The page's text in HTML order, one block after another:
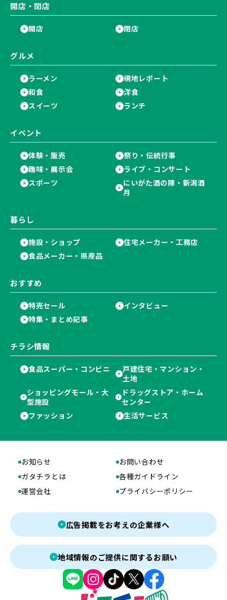
開店・閉店
開店 閉店
グルメ
ラーメン
現地レポート
和食
洋食
スイーツ
ランチ
イベント
体験・販売
祭り・伝統行事
趣味・展示会
ライブ・コンサート
スポーツ
にいがた酒の陣・新潟酒
月
暮らし
施設・ショップ
住宅メーカー・工務店
食品メーカー・県産品
おすすめ
特売セール
インタビュー
特集・まとめ記事
チラシ情報
食品スーパー・コンビニ
戸建住宅・マンション・
土地
ショッピングモール・大
型施設
ドラッグストア・ホーム
センター
ファッション
生活サービス
お知らせ
お問い合わせ
ガタチラとは
各種ガイドライン
運営会社
プライバシーポリシー
広告掲載をお考えの企業様へ
地域情報のご提供に関するお願い